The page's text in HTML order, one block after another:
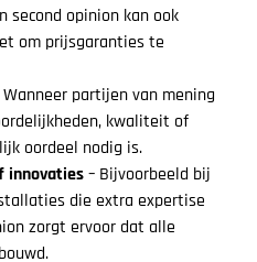
second opinion kan ook
om prijsgaranties te
partijen van mening
kwaliteit of
oordeel nodig is.
innovaties– Bijvoorbeeld bij
die extra expertise
zorgt ervoor dat alle